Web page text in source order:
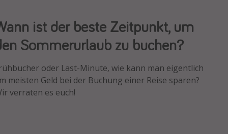
ist der beste Zeitpunkt, um
Sommerurlaub zu buchen?
oder Last-Minute, wie kann man eigentlich
meisten Geld bei der Buchung einer Reise sparen?
verraten es euch!